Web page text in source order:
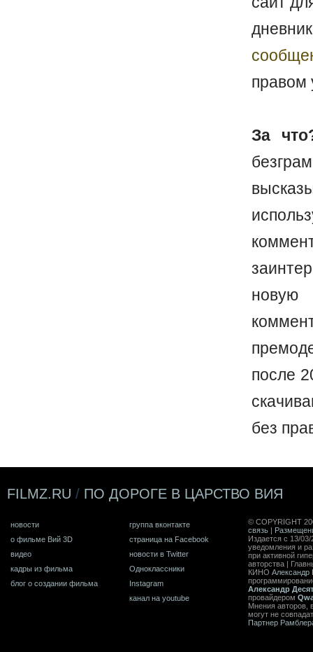
правом
За
новую
после
без
FILMZ.RU / ПО ДОРОГЕ В ЦАРСТВО ВИЯ
новости
о фильме Вий 3D
видео
кадры из фильма
блог о создании фильма
группа вконтакте
страница на Facebook
новости в Twitter
Одноклассники
Instagram
канал на youtube
© COPYRIGHT
связь |
Издается с 13/
уведомления и
при активной
авторства |
КИНО Александр
Александр
провайдером
Мнения авторов,
могут не
Партнер